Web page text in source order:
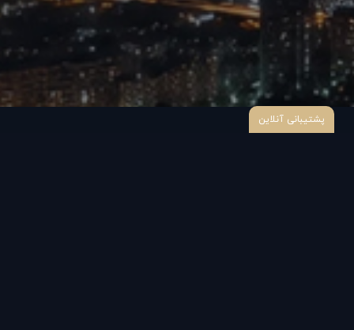
پشتیبانی آنلاین